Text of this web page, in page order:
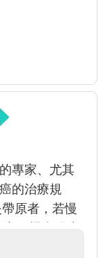
專家、尤其
的治療規
原者，若慢
變成肝癌。